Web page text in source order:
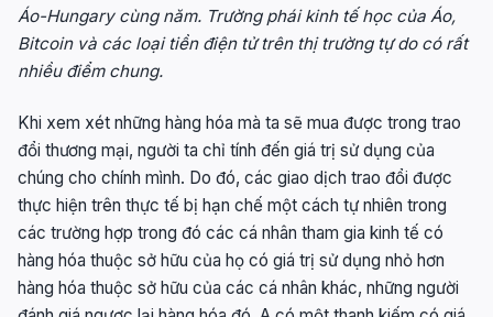
Áo-Hungary cùng năm. Trường phái kinh tế học của Áo,
Bitcoin và các loại tiền điện tử trên thị trường tự do có rất
nhiều điểm chung.
Khi xem xét những hàng hóa mà ta sẽ mua được trong trao
đổi thương mại, người ta chỉ tính đến giá trị sử dụng của
chúng cho chính mình. Do đó, các giao dịch trao đổi được
thực hiện trên thực tế bị hạn chế một cách tự nhiên trong
các trường hợp trong đó các cá nhân tham gia kinh tế có
hàng hóa thuộc sở hữu của họ có giá trị sử dụng nhỏ hơn
hàng hóa thuộc sở hữu của các cá nhân khác, những người